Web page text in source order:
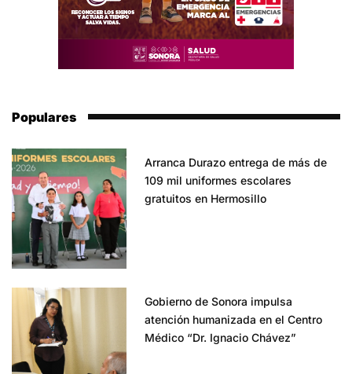
Populares
Arranca Durazo entrega de más de
109 mil uniformes escolares
gratuitos en Hermosillo
Gobierno de Sonora impulsa
atención humanizada en el Centro
Médico “Dr. Ignacio Chávez”